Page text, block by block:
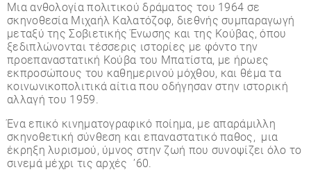
Μια ανθολογία πολιτικού δράματος του 1964 σε
σκηνοθεσία Μιχαήλ Καλατόζοφ, διεθνής συμπαραγωγή
μεταξύ της Σοβιετικής Ένωσης και της Κούβας, όπου
ξεδιπλώνονται τέσσερις ιστορίες με φόντο την
προεπαναστατική Κούβα του Μπατίστα, με ήρωες
εκπροσώπους του καθημερινού μόχθου, και θέμα τα
κοινωνικοπολιτικά αίτια που οδήγησαν στην ιστορική
αλλαγή του 1959.
Ένα επικό κινηματογραφικό ποίημα, με απαράμιλλη
σκηνοθετική σύνθεση και επαναστατικό παθος, μια
έκρηξη λυρισμού, ύμνος στην ζωή που συνοψίζει όλο το
σινεμά μέχρι τις αρχές ’60.